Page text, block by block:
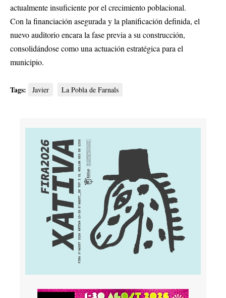
actualmente insuficiente por el crecimiento poblacional.
Con la financiación asegurada y la planificación definida, el
nuevo auditorio encara la fase previa a su construcción,
consolidándose como una actuación estratégica para el
municipio.
Tags: Javier La Pobla de Farnals